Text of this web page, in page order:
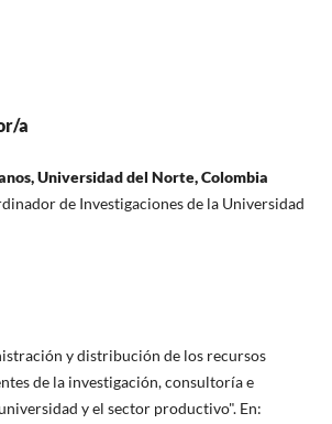
a
Universidad del Norte, Colombia
de Investigaciones de la Universidad
y distribución de los recursos
de la investigación, consultoría e
y el sector productivo". En: